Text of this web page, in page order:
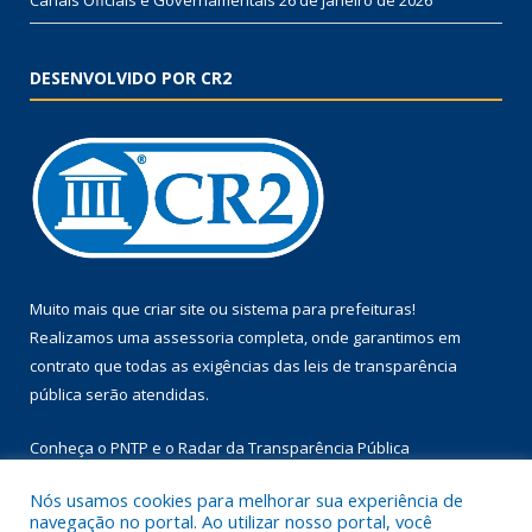
DESENVOLVIDO POR CR2
Muito mais que criar site ou sistema para prefeituras!
Realizamos uma assessoria completa, onde garantimos em
contrato que todas as exigências das leis de transparência
pública serão atendidas.
Conheça o PNTP e o Radar da Transparência Pública
Nós usamos cookies para melhorar sua experiência de
navegação no portal. Ao utilizar nosso portal, você